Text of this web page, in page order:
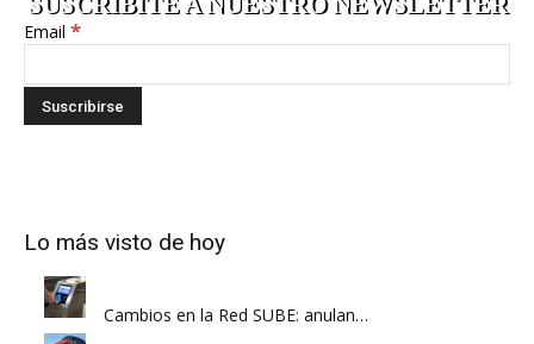
Email *
Lo más visto de hoy
Cambios en la Red SUBE: anulan…